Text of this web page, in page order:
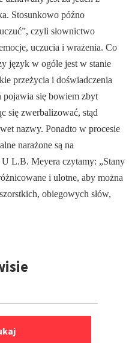
Sto­sunkowo późno
czyli słownictwo
uczucia i wrażenia. Co
język w ogóle jest w stanie
przeżycia i doświadczenia
pojawia się bowiem zbyt
się zwerbalizować, stąd
nazwy. Ponadto w procesie
narażone są na
U L.B. Meyera czytamy: „Stany
i ulotne, aby można
obiegowych słów,